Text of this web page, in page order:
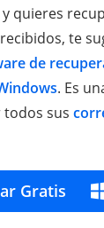
quieres
te
de
. Es
todos sus
Gratis